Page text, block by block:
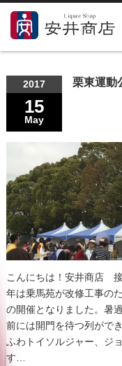
2017
15
May
栗東運
こんにちは！安井商店
年は乗馬苑が改修工事の
の開催となりました。暑
前には開門を待つ列がで
ふわトイソルジャー、ジ
す…